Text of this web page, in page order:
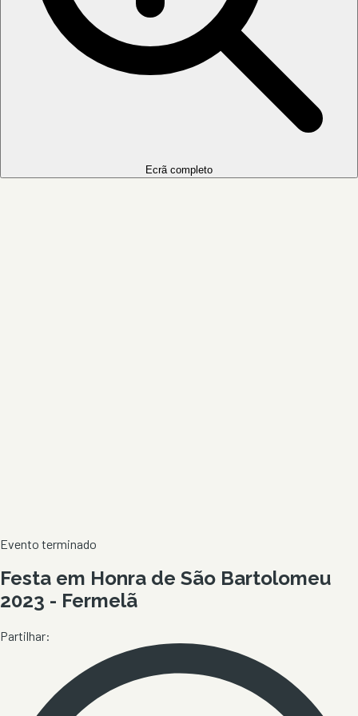
Ecrã completo
Evento terminado
Festa em Honra de São Bartolomeu
2023 - Fermelã
Partilhar: